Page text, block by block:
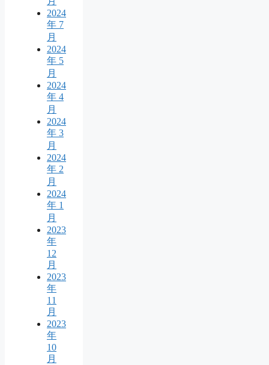
2024
年 7
月
2024
年 5
月
2024
年 4
月
2024
年 3
月
2024
年 2
月
2024
年 1
月
2023
年
12
月
2023
年
11
月
2023
年
10
月